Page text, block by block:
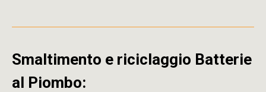
Smaltimento e riciclaggio Batterie
al Piombo: